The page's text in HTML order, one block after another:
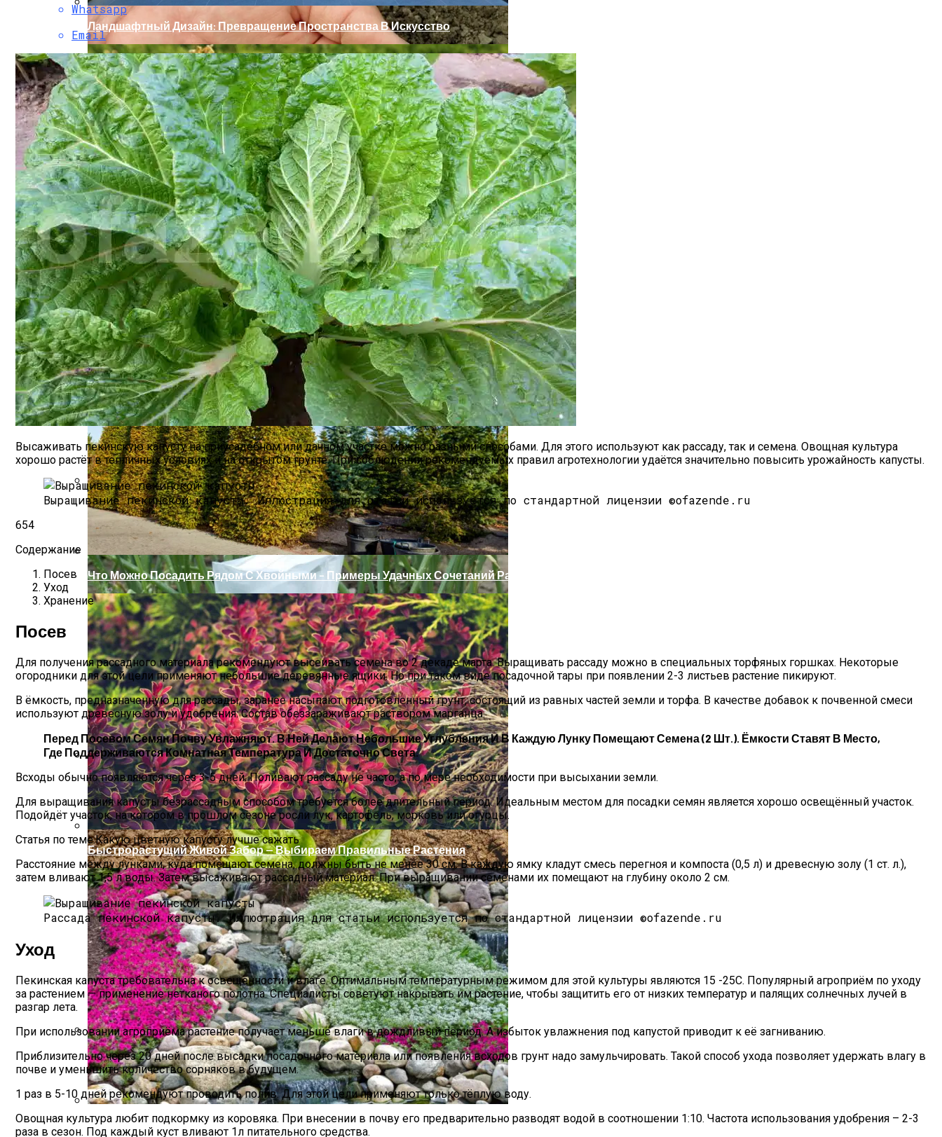
Секреты Позднего Посева Огурцов
«Скорая Помощь» Для Огурцов: Профилактика И Лечение Болезней
Чем Подкормить Лук
Удобрения Для Перца: Средства, Нормы И Особенности Внесения
Ландшафтный Дизайн: Превращение Пространства В Искусство
Какие Цветы Украсят Альпинарий?
Что Можно Посадить Рядом С Хвойными – Примеры Удачных Сочетаний Растений
Быстрорастущий Живой Забор — Выбираем Правильные Растения
Альпийская Горка – Как Сделать Своими Руками Быстро И Просто
Whatsapp
Email
Высаживать пекинскую капусту на приусадебном или дачном участке можно разными способами. Для этого используют как рассаду, так и семена. Овощная культура
хорошо растёт в тепличных условиях и на открытом грунте. При соблюдении рекомендуемых правил агротехнологии удаётся значительно повысить урожайность капусты.
Выращивание пекинской капусты.Иллюстрация для статьи используется по стандартной лицензии ©ofazende.ru
654
Содержание
Посев
Уход
Хранение
Посев
Для получения рассадного материала рекомендуют высеивать семена во 2 декаде марта. Выращивать рассаду можно в специальных торфяных горшках. Некоторые
огородники для этой цели применяют небольшие деревянные ящики. Но при таком виде посадочной тары при появлении 2-3 листьев растение пикируют.
В ёмкость, предназначенную для рассады, заранее насыпают подготовленный грунт, состоящий из равных частей земли и торфа. В качестве добавок к почвенной смеси
используют древесную золу и удобрения. Состав обеззараживают раствором марганца.
Перед Посевом Семян Почву Увлажняют. В Ней Делают Небольшие Углубления И В Каждую Лунку Помещают Семена (2 Шт.). Ёмкости Ставят В Место,
Где Поддерживаются Комнатная Температура И Достаточно Света.
Всходы обычно появляются через 3-5 дней. Поливают рассаду не часто, а по мере необходимости при высыхании земли.
Для выращивания капусты безрассадным способом требуется более длительный период. Идеальным местом для посадки семян является хорошо освещённый участок.
Подойдёт участок, на котором в прошлом сезоне росли лук, картофель, морковь или огурцы.
Статья по теме:Какую цветную капусту лучше сажать
Расстояние между лунками, куда помещают семена, должны быть не менее 30 см. В каждую ямку кладут смесь перегноя и компоста (0,5 л) и древесную золу (1 ст. л.),
затем вливают 1,5 л воды. Затем высаживают рассадный материал. При выращивании семенами их помещают на глубину около 2 см.
Рассада пекинской капусты.Иллюстрация для статьи используется по стандартной лицензии ©ofazende.ru
Уход
Пекинская капуста требовательна к освещённости и влаге. Оптимальным температурным режимом для этой культуры являются 15 -25С. Популярный агроприём по уходу
за растением — применение нетканого полотна. Специалисты советуют накрывать им растение, чтобы защитить его от низких температур и палящих солнечных лучей в
разгар лета.
При использовании агроприёма растение получает меньше влаги в дождливый период. А избыток увлажнения под капустой приводит к её загниванию.
Приблизительно через 20 дней после высадки посадочного материала или появления всходов грунт надо замульчировать. Такой способ ухода позволяет удержать влагу в
почве и уменьшить количество сорняков в будущем.
1 раз в 5-10 дней рекомендуют проводить полив. Для этой цели применяют только тёплую воду.
Овощная культура любит подкормку из коровяка. При внесении в почву его предварительно разводят водой в соотношении 1:10. Частота использования удобрения – 2-3
раза в сезон. Под каждый куст вливают 1л питательного средства.